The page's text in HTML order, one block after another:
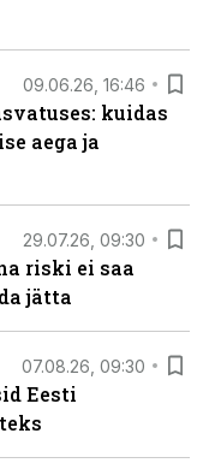
09.06.26, 16:46
kuidas
aega ja
29.07.26, 09:30
riski ei saa
jätta
07.08.26, 09:30
Eesti